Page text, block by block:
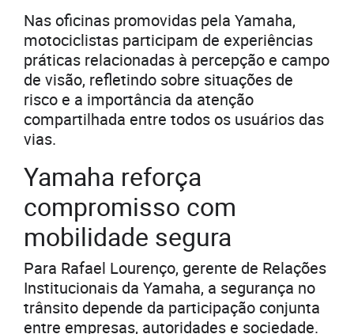
Nas oficinas promovidas pela Yamaha,
motociclistas participam de experiências
práticas relacionadas à percepção e campo
de visão, refletindo sobre situações de
risco e a importância da atenção
compartilhada entre todos os usuários das
vias.
Yamaha reforça
compromisso com
mobilidade segura
Para Rafael Lourenço, gerente de Relações
Institucionais da Yamaha, a segurança no
trânsito depende da participação conjunta
entre empresas, autoridades e sociedade.